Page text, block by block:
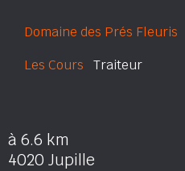
Domaine des Prés Fleuris
Les Cours Traiteur
à 6.6 km
4020 Jupille